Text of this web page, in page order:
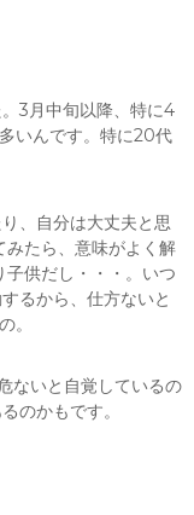
3月中旬以降、特に4
いんです。特に20代
、自分は大丈夫と思
たら、意味がよく解
供だし・・・。いつ
るから、仕方ないと
。
ないと自覚しているの
のかもです。